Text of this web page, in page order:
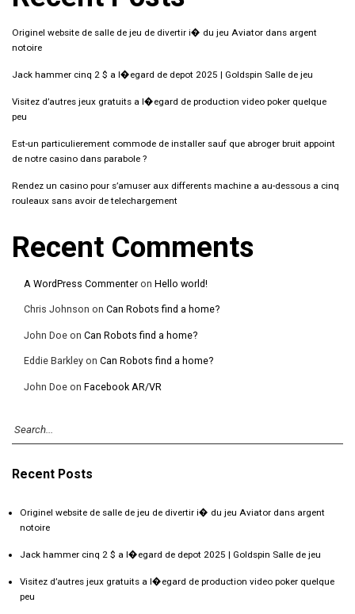
Originel website de salle de jeu de divertir i� du jeu Aviator dans argent
notoire
Jack hammer cinq 2 $ a l�egard de depot 2025 | Goldspin Salle de jeu
Visitez d’autres jeux gratuits a l�egard de production video poker quelque
peu
Est-un particulierement commode de installer sauf que abroger bruit appoint
de notre casino dans parabole ?
Rendez un casino pour s’amuser aux differents machine a au-dessous a cinq
rouleaux sans avoir de telechargement
Recent Comments
A WordPress Commenter on Hello world!
Chris Johnson on Can Robots find a home?
John Doe on Can Robots find a home?
Eddie Barkley on Can Robots find a home?
John Doe on Facebook AR/VR
Recent Posts
Originel website de salle de jeu de divertir i� du jeu Aviator dans argent
notoire
Jack hammer cinq 2 $ a l�egard de depot 2025 | Goldspin Salle de jeu
Visitez d’autres jeux gratuits a l�egard de production video poker quelque
peu